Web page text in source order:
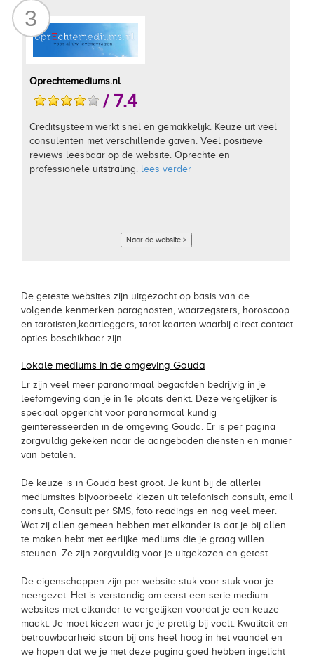
3
Oprechtemediums.nl
/ 7.4
Creditsysteem werkt snel en gemakkelijk. Keuze uit veel
consulenten met verschillende gaven. Veel positieve
reviews leesbaar op de website. Oprechte en
professionele uitstraling. lees verder
Naar de website >
De geteste websites zijn uitgezocht op basis van de
volgende kenmerken paragnosten, waarzegsters, horoscoop
en tarotisten,kaartleggers, tarot kaarten waarbij direct contact
opties beschikbaar zijn.
Lokale mediums in de omgeving Gouda
Er zijn veel meer paranormaal begaafden bedrijvig in je
leefomgeving dan je in 1e plaats denkt. Deze vergelijker is
speciaal opgericht voor paranormaal kundig
geinteresseerden in de omgeving Gouda. Er is per pagina
zorgvuldig gekeken naar de aangeboden diensten en manier
van betalen.
De keuze is in Gouda best groot. Je kunt bij de allerlei
mediumsites bijvoorbeeld kiezen uit telefonisch consult, email
consult, Consult per SMS, foto readings en nog veel meer.
Wat zij allen gemeen hebben met elkander is dat je bij allen
te maken hebt met eerlijke mediums die je graag willen
steunen. Ze zijn zorgvuldig voor je uitgekozen en getest.
De eigenschappen zijn per website stuk voor stuk voor je
neergezet. Het is verstandig om eerst een serie medium
websites met elkander te vergelijken voordat je een keuze
maakt. Je moet kiezen waar je je prettig bij voelt. Kwaliteit en
betrouwbaarheid staan bij ons heel hoog in het vaandel en
we hopen dat we je met deze pagina goed hebben ingelicht